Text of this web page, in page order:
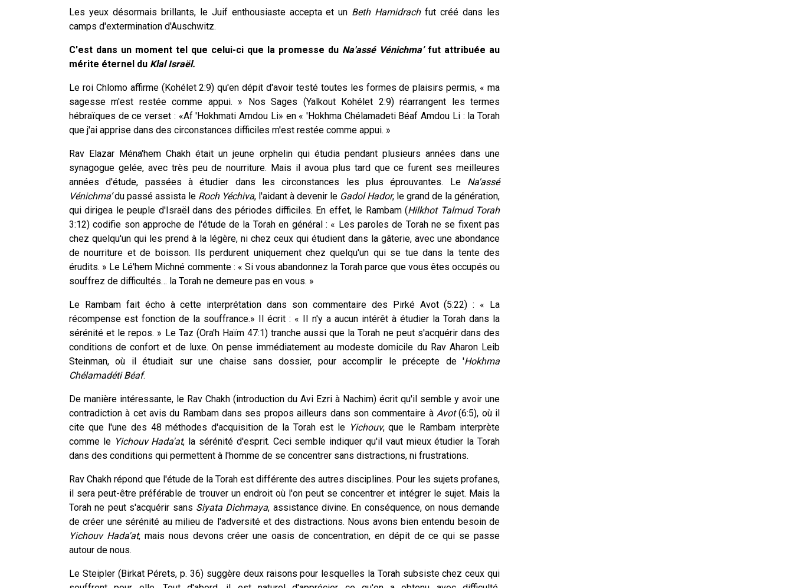
Les yeux désormais brillants, le Juif enthousiaste accepta et un Beth Hamidrachfut créé dans les
camps d'extermination d'Auschwitz.
C'est dans un moment tel que celui-ci que la promesse du Na'assé Vénichma’ fut attribuée au
mérite éternel du Klal Israël.
Le roi Chlomo affirme (Kohélet 2:9) qu'en dépit d'avoir testé toutes les formes de plaisirs permis, « ma
sagesse m'est restée comme appui. » Nos Sages (Yalkout Kohélet 2:9) réarrangent les termes
hébraïques de ce verset : «Af 'Hokhmati Amdou Li» en « 'Hokhma Chélamadeti Béaf Amdou Li : la Torah
que j'ai apprise dans des circonstances difficiles m'est restée comme appui. »
Rav Elazar Ména'hem Chakh était un jeune orphelin qui étudia pendant plusieurs années dans une
synagogue gelée, avec très peu de nourriture. Mais il avoua plus tard que ce furent ses meilleures
années d'étude, passées à étudier dans les circonstances les plus éprouvantes. Le Na'assé
Vénichma’du passé assista le Roch Yéchiva, l'aidant à devenir le Gadol Hador, le grand de la génération,
qui dirigea le peuple d'Israël dans des périodes difficiles. En effet, le Rambam (Hilkhot Talmud Torah
3:12) codifie son approche de l'étude de la Torah en général : « Les paroles de Torah ne se fixent pas
chez quelqu'un qui les prend à la légère, ni chez ceux qui étudient dans la gâterie, avec une abondance
de nourriture et de boisson. Ils perdurent uniquement chez quelqu'un qui se tue dans la tente des
érudits. » Le Lé'hem Michné commente : « Si vous abandonnez la Torah parce que vous êtes occupés ou
souffrez de difficultés… la Torah ne demeure pas en vous. »
Le Rambam fait écho à cette interprétation dans son commentaire des Pirké Avot (5:22) : « La
récompense est fonction de la souffrance.» Il écrit : « Il n'y a aucun intérêt à étudier la Torah dans la
sérénité et le repos. » Le Taz (Ora'h Haïm 47:1) tranche aussi que la Torah ne peut s'acquérir dans des
conditions de confort et de luxe. On pense immédiatement au modeste domicile du Rav Aharon Leib
Steinman, où il étudiait sur une chaise sans dossier, pour accomplir le précepte de 'Hokhma
Chélamadéti Béaf.
De manière intéressante, le Rav Chakh (introduction du Avi Ezri à Nachim) écrit qu'il semble y avoir une
contradiction à cet avis du Rambam dans ses propos ailleurs dans son commentaire à Avot(6:5), où il
cite que l'une des 48 méthodes d'acquisition de la Torah est le Yichouv, que le Rambam interprète
comme le Yichouv Hada'at, la sérénité d'esprit. Ceci semble indiquer qu'il vaut mieux étudier la Torah
dans des conditions qui permettent à l'homme de se concentrer sans distractions, ni frustrations.
Rav Chakh répond que l'étude de la Torah est différente des autres disciplines. Pour les sujets profanes,
il sera peut-être préférable de trouver un endroit où l'on peut se concentrer et intégrer le sujet. Mais la
Torah ne peut s'acquérir sans Siyata Dichmaya, assistance divine. En conséquence, on nous demande
de créer une sérénité au milieu de l'adversité et des distractions. Nous avons bien entendu besoin de
Yichouv Hada'at, mais nous devons créer une oasis de concentration, en dépit de ce qui se passe
autour de nous.
Le Steipler (Birkat Pérets, p. 36) suggère deux raisons pour lesquelles la Torah subsiste chez ceux qui